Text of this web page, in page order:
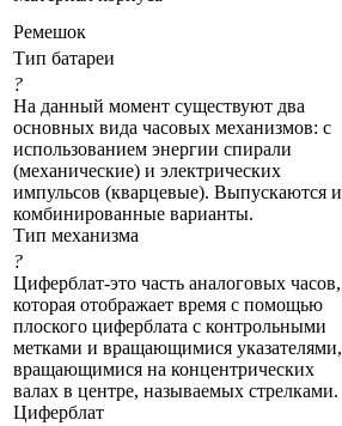
Ремешок
Тип батареи
?
На данный момент существуют два
основных вида часовых механизмов: с
использованием энергии спирали
(механические) и электрических
импульсов (кварцевые). Выпускаются и
комбинированные варианты.
Тип механизма
?
Циферблат-это часть аналоговых часов,
которая отображает время с помощью
плоского циферблата с контрольными
метками и вращающимися указателями,
вращающимися на концентрических
валах в центре, называемых стрелками.
Циферблат